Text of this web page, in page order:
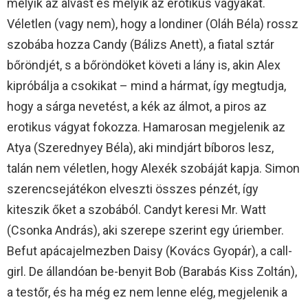
Véletlen (vagy nem), hogy a londiner (Oláh Béla) rossz
szobába hozza Candy (Bálizs Anett), a fiatal sztár
bőröndjét, s a bőröndöket követi a lány is, akin Alex
kipróbálja a csokikat – mind a hármat, így megtudja,
hogy a sárga nevetést, a kék az álmot, a piros az
erotikus vágyat fokozza. Hamarosan megjelenik az
Atya (Szerednyey Béla), aki mindjárt bíboros lesz,
talán nem véletlen, hogy Alexék szobáját kapja. Simon
szerencsejátékon elveszti összes pénzét, így
kiteszik őket a szobából. Candyt keresi Mr. Watt
(Csonka András), aki szerepe szerint egy úriember.
Befut apácajelmezben Daisy (Kovács Gyopár), a call-
girl. De állandóan be-benyit Bob (Barabás Kiss Zoltán),
a testőr, és ha még ez nem lenne elég, megjelenik a